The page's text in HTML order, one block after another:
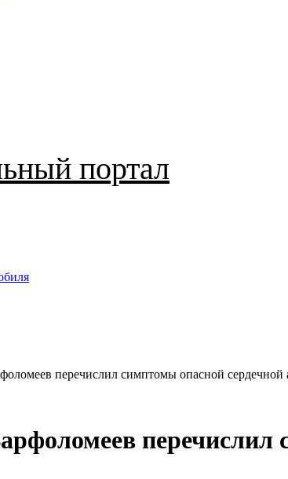
портал
перечислил симптомы опасной сердечной